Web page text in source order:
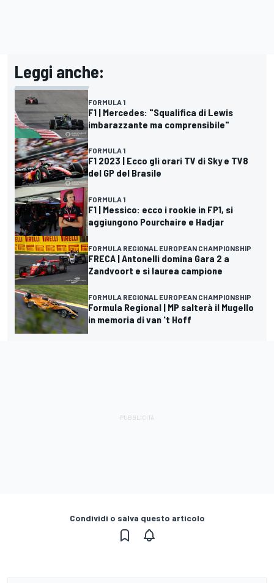
Leggi anche:
FORMULA 1
F1 | Mercedes: "Squalifica di Lewis
imbarazzante ma comprensibile"
FORMULA 1
F1 2023 | Ecco gli orari TV di Sky e TV8
del GP del Brasile
FORMULA 1
F1 | Messico: ecco i rookie in FP1, si
aggiungono Pourchaire e Hadjar
FORMULA REGIONAL EUROPEAN CHAMPIONSHIP
FRECA | Antonelli domina Gara 2 a
Zandvoort e si laurea campione
FORMULA REGIONAL EUROPEAN CHAMPIONSHIP
Formula Regional | MP salterà il Mugello
in memoria di van 't Hoff
Condividi o salva questo articolo